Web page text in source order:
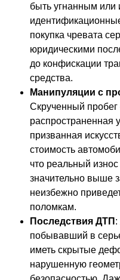
быть угнанным или
покупка чревата
юридическими
до конфискации
средства.
Манипуляции с
Скрученный пробег
распространенная
призванная
стоимость
что реальный износ
значительно выше
неизбежно
поломкам.
Последствия ДТП :
побывавший в
иметь скрытые
нарушенную